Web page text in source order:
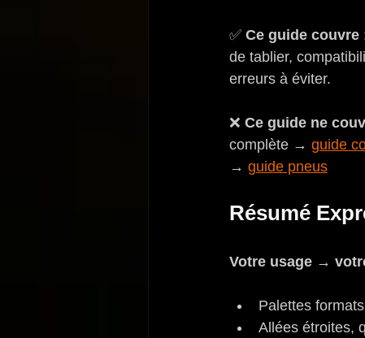
✅ Ce guide couvre
de tablier,
erreurs à éviter.
❌ Ce guide ne
complète → guide
→ guide pneus
Résumé
Votre usage →
Palettes
Allées étroites,